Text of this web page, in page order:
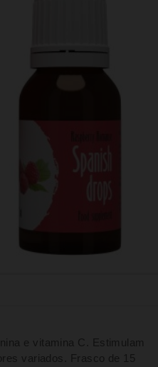
e vitamina C. Estimulam
variados. Frasco de 15